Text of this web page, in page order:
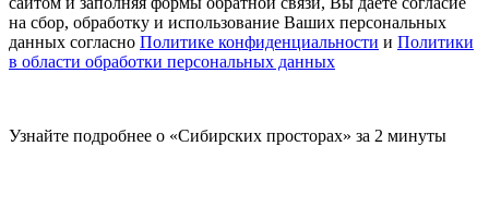
на сбор, обработку и использование Ваших персональных
данных согласно Политике конфиденциальности и Политики
в области обработки персональных данных
Узнайте подробнее о «Сибирских просторах» за 2 минуты